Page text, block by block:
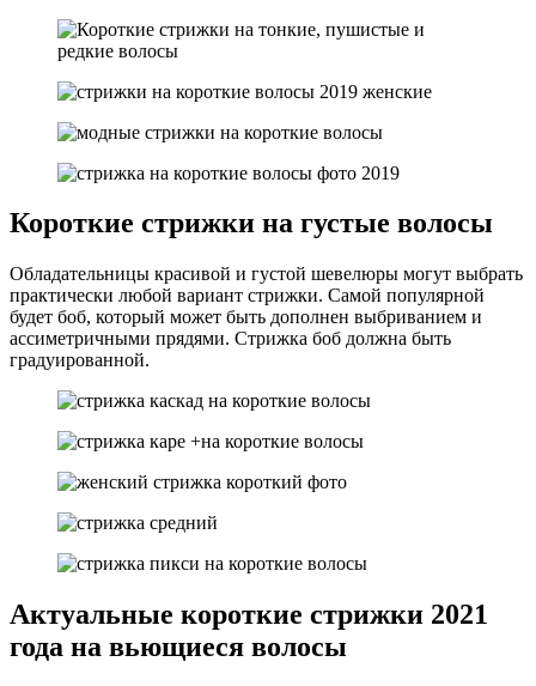
Короткие стрижки на густые волосы
Обладательницы красивой и густой шевелюры могут выбрать
практически любой вариант стрижки. Самой популярной
будет боб, который может быть дополнен выбриванием и
ассиметричными прядями. Стрижка боб должна быть
градуированной.
Актуальные короткие стрижки 2021
года на вьющиеся волосы